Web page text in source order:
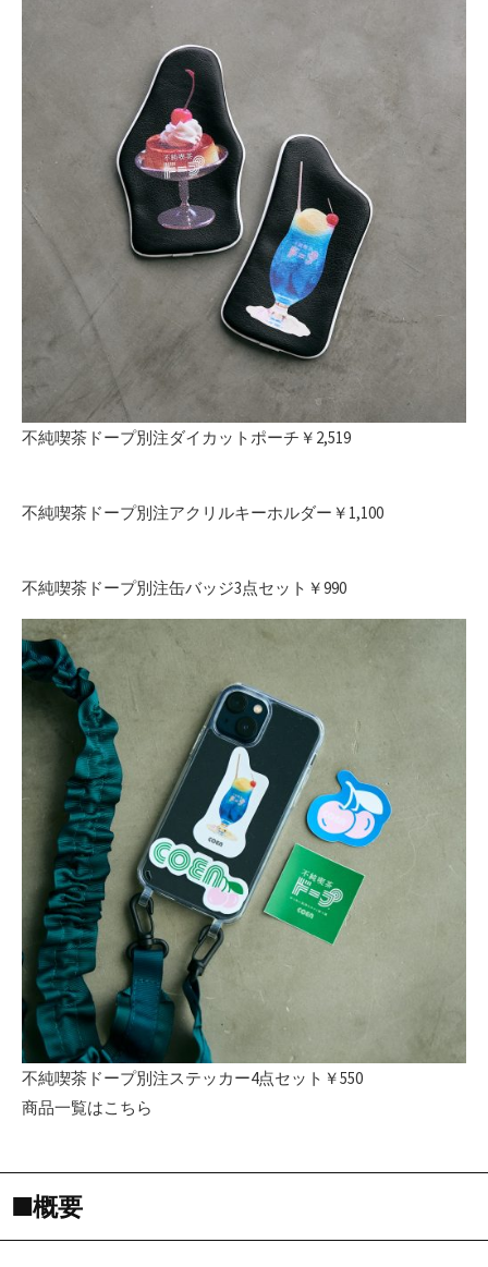
不純喫茶ドープ別注ダイカットポーチ￥2,519
不純喫茶ドープ別注アクリルキーホルダー￥1,100
不純喫茶ドープ別注缶バッジ3点セット￥990
不純喫茶ドープ別注ステッカー4点セット￥550
商品一覧はこちら
■概要